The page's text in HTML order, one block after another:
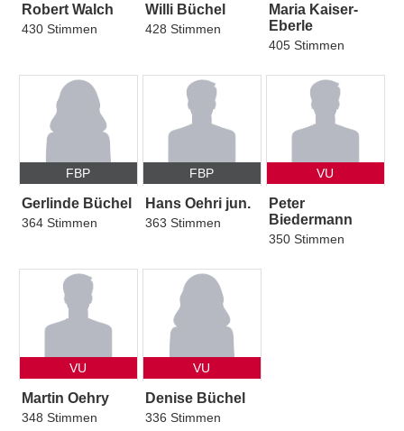
Robert Walch
430 Stimmen
Willi Büchel
428 Stimmen
Maria Kaiser-
Eberle
405 Stimmen
FBP
Gerlinde Büchel
364 Stimmen
FBP
Hans Oehri jun.
363 Stimmen
VU
Peter
Biedermann
350 Stimmen
VU
Martin Oehry
348 Stimmen
VU
Denise Büchel
336 Stimmen